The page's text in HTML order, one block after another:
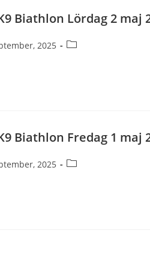
Biathlon Lördag 2 maj
2025
Biathlon Fredag 1 maj
2025